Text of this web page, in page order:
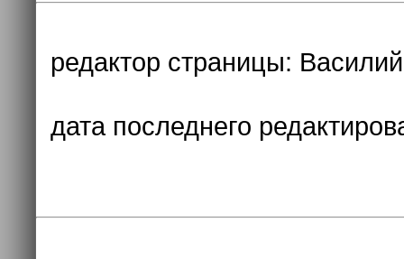
редактор страницы:
дата последнего